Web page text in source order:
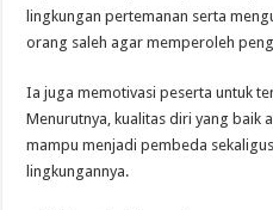
lingkungan pertemanan serta
orang saleh agar memperoleh
Ia juga memotivasi peserta untuk
Menurutnya, kualitas diri yang baik
mampu menjadi pembeda
lingkungannya.